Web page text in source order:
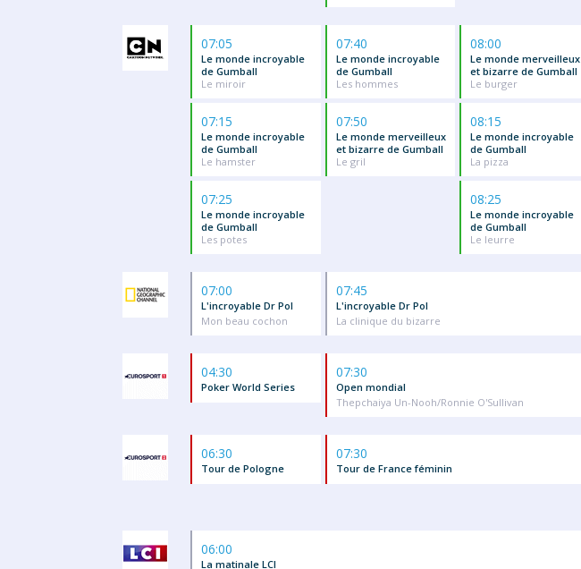
07:05
Le monde incroyable
de Gumball
Le miroir
07:15
Le monde incroyable
de Gumball
Le hamster
07:25
Le monde incroyable
de Gumball
Les potes
07:40
Le monde incroyable
de Gumball
Les hommes
07:50
Le monde merveilleux
et bizarre de Gumball
Le gril
08:00
Le monde merveilleux
et bizarre de Gumball
Le burger
08:15
Le monde incroyable
de Gumball
La pizza
08:25
Le monde incroyable
de Gumball
Le leurre
07:00
L'incroyable Dr Pol
Mon beau cochon
07:45
L'incroyable Dr Pol
La clinique du bizarre
04:30
Poker World Series
07:30
Open mondial
Thepchaiya Un-Nooh/Ronnie O'Sullivan
06:30
Tour de Pologne
07:30
Tour de France féminin
06:00
La matinale LCI